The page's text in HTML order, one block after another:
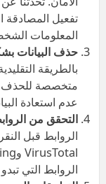
تفعيل المصادقة
المعلومات
حذف البيانات
بالطريقة
متخصصة للحذف
عدم استعادة
التحقق من
الروابط قبل
الروابط التي